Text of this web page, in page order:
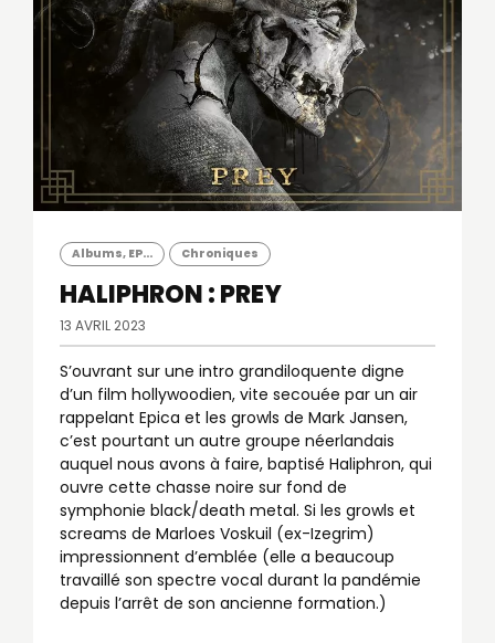
Albums, EP... Chroniques
HALIPHRON : PREY
13 AVRIL 2023
S’ouvrant sur une intro grandiloquente digne
d’un film hollywoodien, vite secouée par un air
rappelant Epica et les growls de Mark Jansen,
c’est pourtant un autre groupe néerlandais
auquel nous avons à faire, baptisé Haliphron, qui
ouvre cette chasse noire sur fond de
symphonie black/death metal. Si les growls et
screams de Marloes Voskuil (ex-Izegrim)
impressionnent d’emblée (elle a beaucoup
travaillé son spectre vocal durant la pandémie
depuis l’arrêt de son ancienne formation.)